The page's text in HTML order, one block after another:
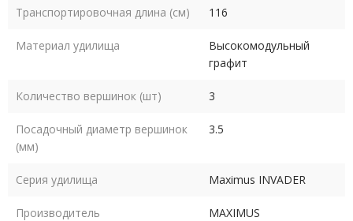
Транспортировочная длина (см) 116
Материал удилища
Высокомодульный
графит
Количество вершинок (шт) 3
Посадочный диаметр вершинок
(мм)
3.5
Серия удилища Maximus INVADER
Производитель MAXIMUS